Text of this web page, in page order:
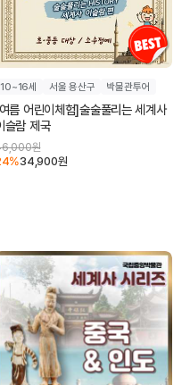
10~16세 서울 용산구 박물관투어
름 어린이체험]술술풀리는 세계사
슬람 제국
원
%34,900원